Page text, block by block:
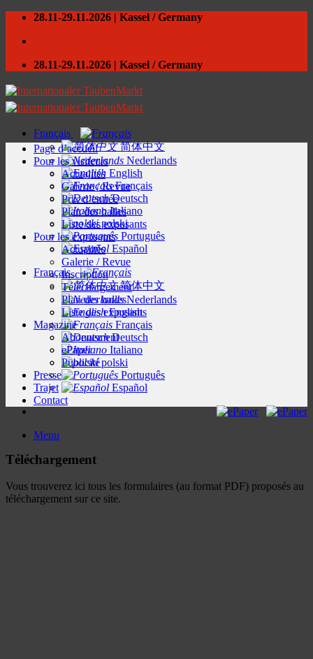
Skip
content
28.11-29.11.2026 | Kassel / Germany
28.11-29.11.2026 | Kassel / Germany
Français
简体中文
Nederlands
English
Français
Deutsch
Italiano
polski
Português
Español
Français
简体中文
Nederlands
English
Français
Deutsch
Italiano
polski
Português
Español
Menu
Page d’accueil
Pour les visiteurs
Actualités
Galerie / Revue
Prix d’entrée
Plan des halles
Liste des exposants
Pour les exposants
Actualités
Galerie / Revue
Inscription
Téléchargement
Plan des halles
Liste des exposants
Magazine
Abonnement
ePaper
Publicité
Presse
Trajet
Contact
Téléchargement
Vous trouverez ici tous les formulaires (au format PDF) proposés au
téléchargement sur ce site.